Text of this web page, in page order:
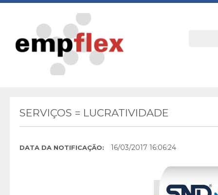
SERVIÇOS = LUCRATIVIDADE
DATA DA NOTIFICAÇÃO: 16/03/2017 16:06:24